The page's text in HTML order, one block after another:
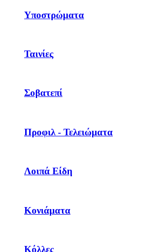
Υποστρώματα
Ταινίες
Σοβατεπί
Προφιλ - Τελειώματα
Λοιπά Είδη
Κονιάματα
Κόλλες